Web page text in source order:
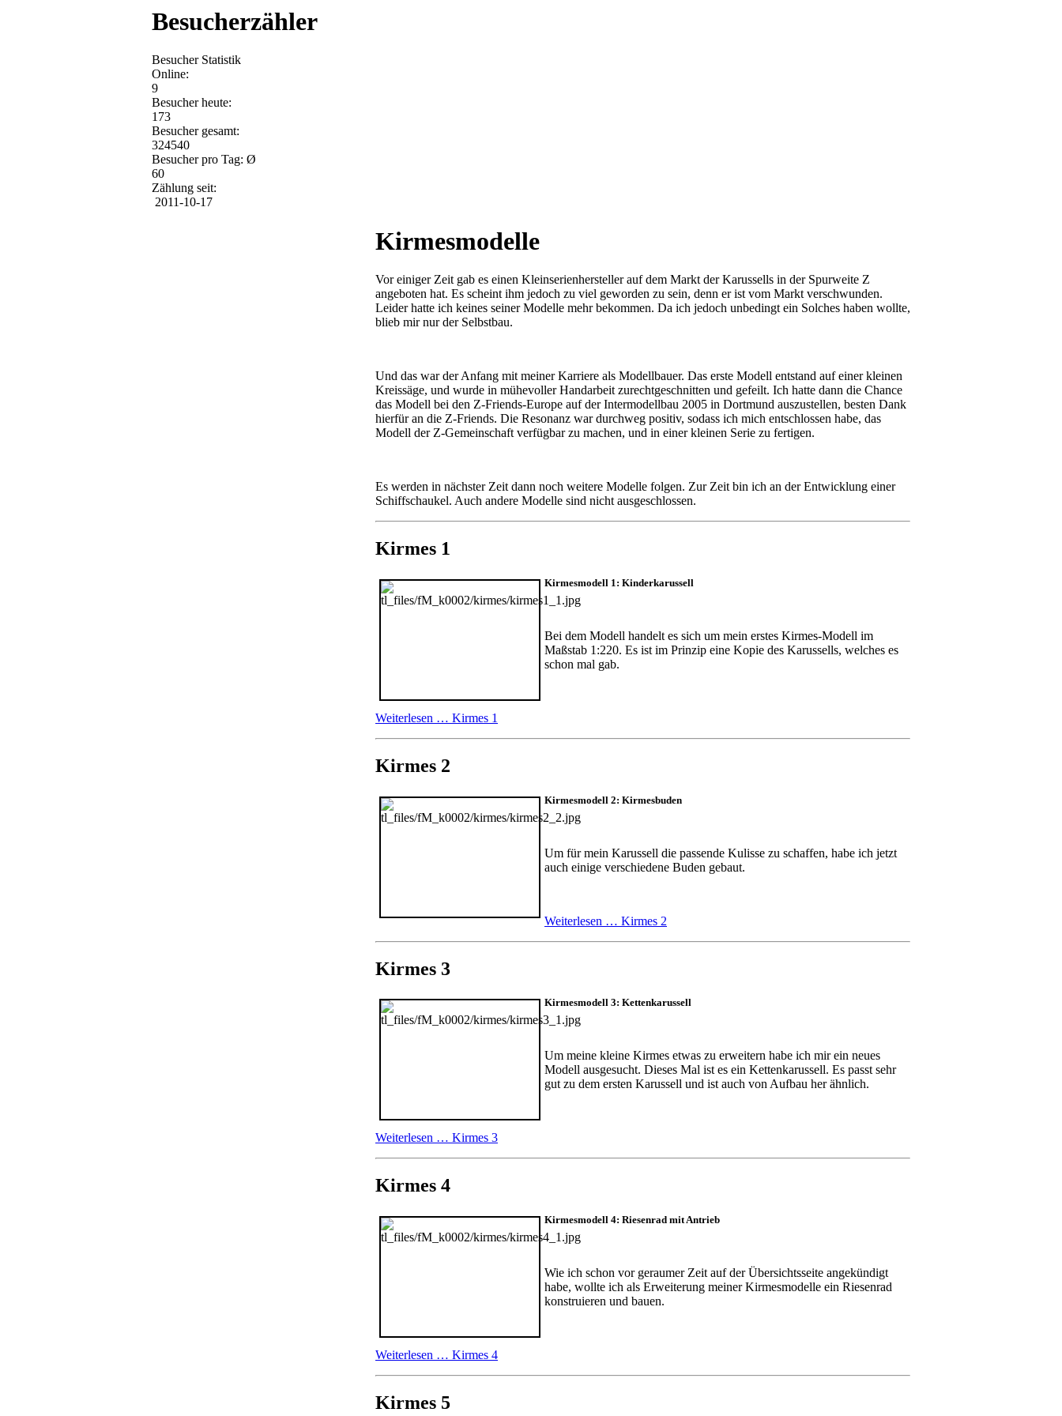
Besucherzähler
Besucher Statistik
Online:
9
Besucher heute:
173
Besucher gesamt:
324540
Besucher pro Tag: Ø
60
Zählung seit:
2011-10-17
Kirmesmodelle
Vor einiger Zeit gab es einen Kleinserienhersteller auf dem Markt der Karussells in der Spurweite Z
angeboten hat. Es scheint ihm jedoch zu viel geworden zu sein, denn er ist vom Markt verschwunden.
Leider hatte ich keines seiner Modelle mehr bekommen. Da ich jedoch unbedingt ein Solches haben wollte,
blieb mir nur der Selbstbau.
Und das war der Anfang mit meiner Karriere als Modellbauer. Das erste Modell entstand auf einer kleinen
Kreissäge, und wurde in mühevoller Handarbeit zurechtgeschnitten und gefeilt. Ich hatte dann die Chance
das Modell bei den Z-Friends-Europe auf der Intermodellbau 2005 in Dortmund auszustellen, besten Dank
hierfür an die Z-Friends. Die Resonanz war durchweg positiv, sodass ich mich entschlossen habe, das
Modell der Z-Gemeinschaft verfügbar zu machen, und in einer kleinen Serie zu fertigen.
Es werden in nächster Zeit dann noch weitere Modelle folgen. Zur Zeit bin ich an der Entwicklung einer
Schiffschaukel. Auch andere Modelle sind nicht ausgeschlossen.
Kirmes 1
Kirmesmodell 1: Kinderkarussell
Bei dem Modell handelt es sich um mein erstes Kirmes-Modell im
Maßstab 1:220. Es ist im Prinzip eine Kopie des Karussells, welches es
schon mal gab.
Weiterlesen … Kirmes 1
Kirmes 2
Kirmesmodell 2: Kirmesbuden
Um für mein Karussell die passende Kulisse zu schaffen, habe ich jetzt
auch einige verschiedene Buden gebaut.
Weiterlesen … Kirmes 2
Kirmes 3
Kirmesmodell 3: Kettenkarussell
Um meine kleine Kirmes etwas zu erweitern habe ich mir ein neues
Modell ausgesucht. Dieses Mal ist es ein Kettenkarussell. Es passt sehr
gut zu dem ersten Karussell und ist auch von Aufbau her ähnlich.
Weiterlesen … Kirmes 3
Kirmes 4
Kirmesmodell 4: Riesenrad mit Antrieb
Wie ich schon vor geraumer Zeit auf der Übersichtsseite angekündigt
habe, wollte ich als Erweiterung meiner Kirmesmodelle ein Riesenrad
konstruieren und bauen.
Weiterlesen … Kirmes 4
Kirmes 5